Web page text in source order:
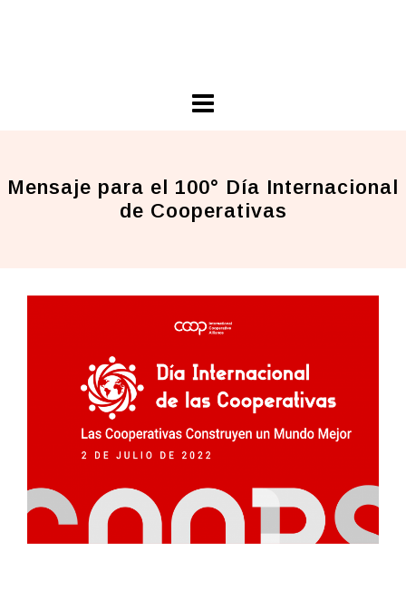
Mensaje para el 100° Día Internacional
de Cooperativas